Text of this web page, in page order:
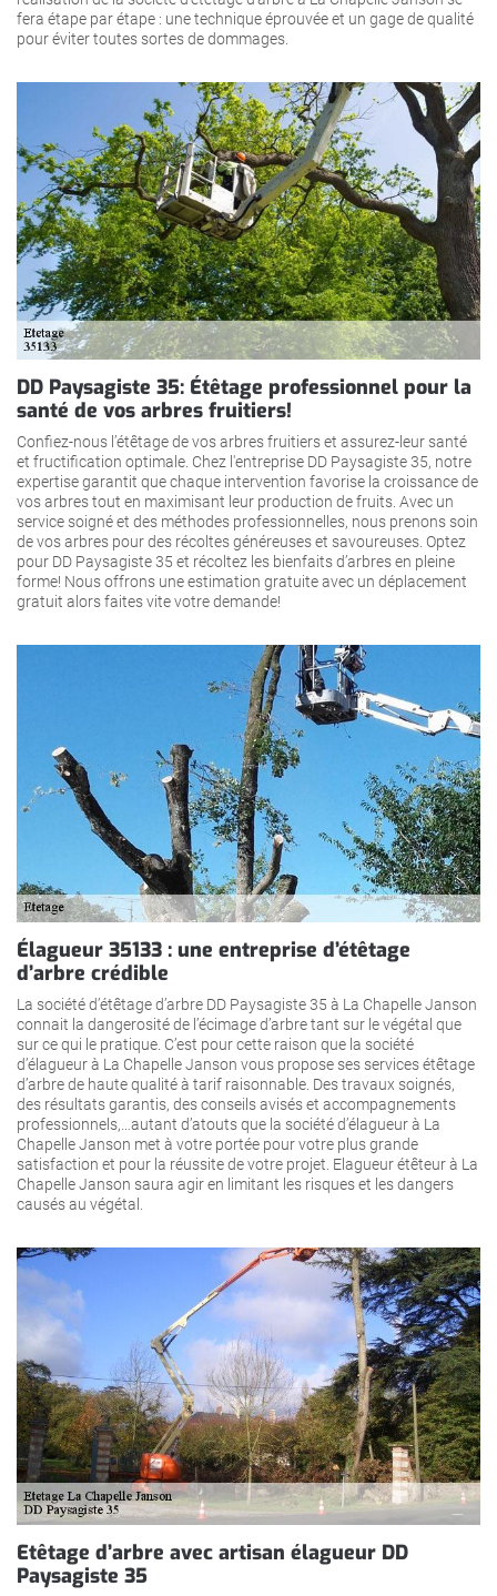
fera étape par étape : une technique éprouvée et un gage de qualité
pour éviter toutes sortes de dommages.
DD Paysagiste 35: Étêtage professionnel pour la
santé de vos arbres fruitiers!
Confiez-nous l’étêtage de vos arbres fruitiers et assurez-leur santé
et fructification optimale. Chez l'entreprise DD Paysagiste 35, notre
expertise garantit que chaque intervention favorise la croissance de
vos arbres tout en maximisant leur production de fruits. Avec un
service soigné et des méthodes professionnelles, nous prenons soin
de vos arbres pour des récoltes généreuses et savoureuses. Optez
pour DD Paysagiste 35 et récoltez les bienfaits d’arbres en pleine
forme! Nous offrons une estimation gratuite avec un déplacement
gratuit alors faites vite votre demande!
Élagueur 35133 : une entreprise d’étêtage
d’arbre crédible
La société d’étêtage d’arbre DD Paysagiste 35 à La Chapelle Janson
connait la dangerosité de l’écimage d’arbre tant sur le végétal que
sur ce qui le pratique. C’est pour cette raison que la société
d’élagueur à La Chapelle Janson vous propose ses services étêtage
d’arbre de haute qualité à tarif raisonnable. Des travaux soignés,
des résultats garantis, des conseils avisés et accompagnements
professionnels,…autant d’atouts que la société d’élagueur à La
Chapelle Janson met à votre portée pour votre plus grande
satisfaction et pour la réussite de votre projet. Elagueur étêteur à La
Chapelle Janson saura agir en limitant les risques et les dangers
causés au végétal.
Etêtage d’arbre avec artisan élagueur DD
Paysagiste 35